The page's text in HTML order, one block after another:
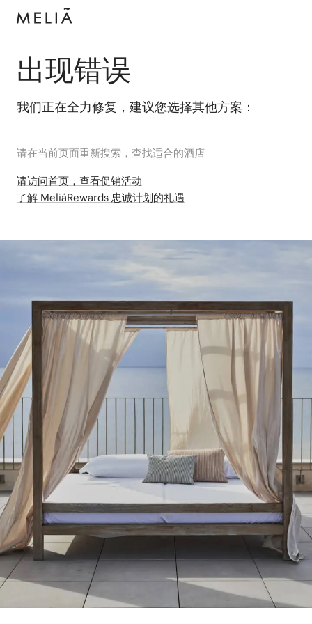
出现错误
我们正在全力修复，建议您选择其他方案：
请在当前页面重新搜索，查找适合的酒店
请访问首页，查看促销活动
了解 MeliáRewards 忠诚计划的礼遇